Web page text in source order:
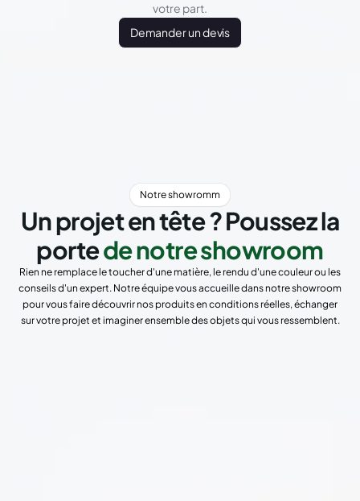
votre part.
Demander un devis
Notre showromm
Un projet en tête ? Poussez la
portede notre showroom
Rien ne remplace le toucher d'une matière, le rendu d'une couleur ou les
conseils d'un expert. Notre équipe vous accueille dans notre showroom
pour vous faire découvrir nos produits en conditions réelles, échanger
sur votre projet et imaginer ensemble des objets qui vous ressemblent.